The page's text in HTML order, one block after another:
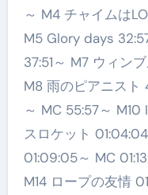
～ M4 チャイムは
M5 Glory days
37:51～ M7 ウィン
M8 雨のピアニスト
～ MC 55:57～
スロケット
01:09:05～ MC
M14 ロープの友情